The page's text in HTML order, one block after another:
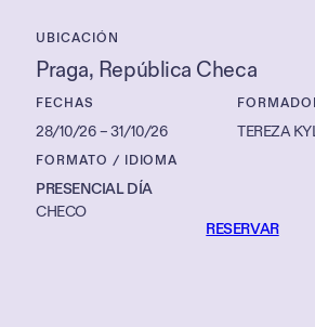
UBICACIÓN
Praga, República Checa
FECHAS
28/10/26 –31/10/26 TEREZA
FORMATO / IDIOMA
PRESENCIAL DÍA
CHECO
RESERVAR